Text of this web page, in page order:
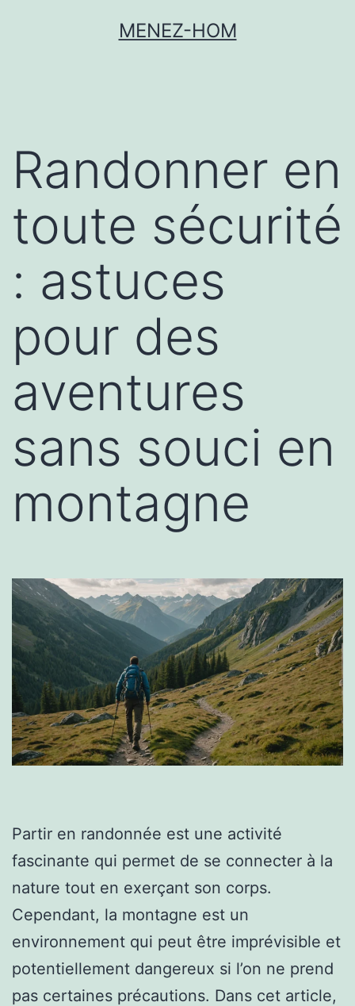
MENEZ-HOM
Randonner en
toute sécurité
: astuces
pour des
aventures
sans souci en
montagne
Partir en randonnée est une activité
fascinante qui permet de se connecter à la
nature tout en exerçant son corps.
Cependant, la montagne est un
environnement qui peut être imprévisible et
potentiellement dangereux si l’on ne prend
pas certaines précautions. Dans cet article,